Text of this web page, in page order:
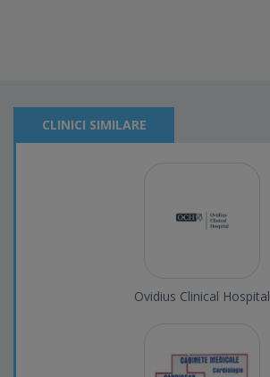
CLINICI SIMILARE
Ovidius Clinical Hospital